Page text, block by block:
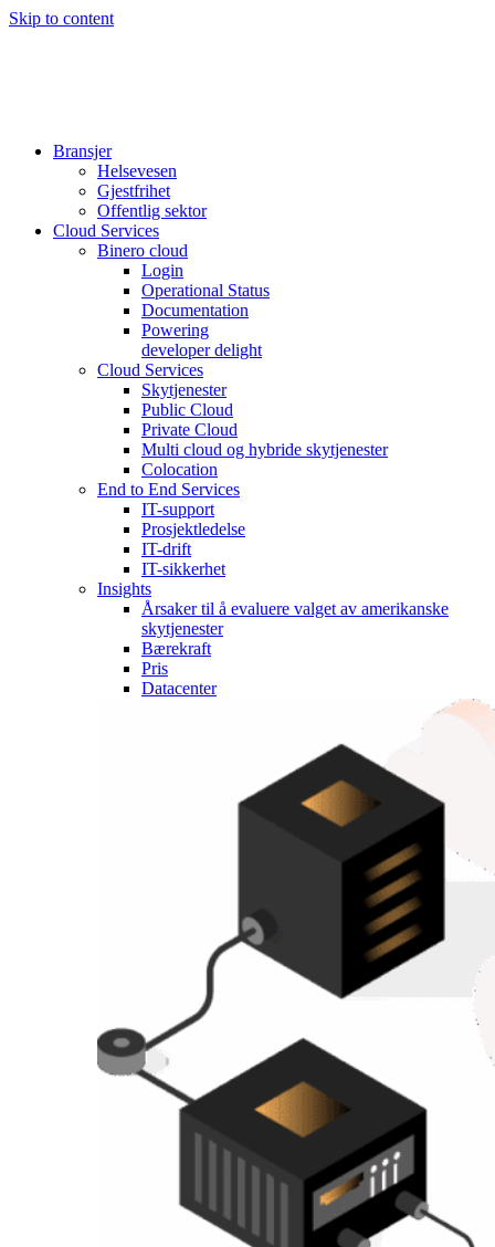
Skip to content
Bransjer
Helsevesen
Gjestfrihet
Offentlig sektor
Cloud Services
Binero cloud
Login
Operational Status
Documentation
Powering
developer delight
Cloud Services
Skytjenester
Public Cloud
Private Cloud
Multi cloud og hybride skytjenester
Colocation
End to End Services
IT-support
Prosjektledelse
IT-drift
IT-sikkerhet
Insights
Årsaker til å evaluere valget av amerikanske
skytjenester
Bærekraft
Pris
Datacenter